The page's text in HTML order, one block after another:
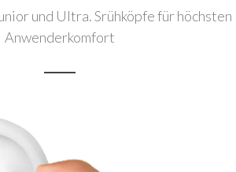
und Ultra. Srühköpfe für höchsten
Anwenderkomfort